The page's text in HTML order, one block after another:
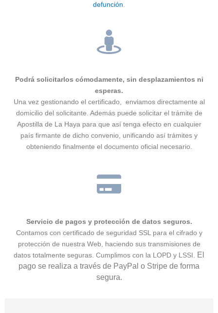
defunción
Podrá solicitarlos cómodamente, sin desplazamientos ni
esperas.
Una vez gestionando el certificado, enviamos directamente al
domicilio del solicitante. Además puede solicitar el trámite de
Apostilla de La Haya para que así tenga efecto en cualquier
país firmante de dicho convenio, unificando así trámites y
obteniendo finalmente el documento oficial necesario.
Servicio de pagos y protección de datos seguros.
Contamos con certificado de seguridad SSL para el cifrado y
protección de nuestra Web, haciendo sus transmisiones de
datos totalmente seguras. Cumplimos con la LOPD y LSSI.
El
pago se realiza a través de PayPal o Stripe de forma
segura.